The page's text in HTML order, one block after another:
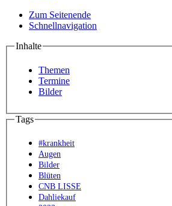
Zum Seitenende
Schnellnavigation
Inhalte
Themen
Termine
Bilder
Tags
#krankheit
Augen
Bilder
Blüten
CNB LISSE
Dahliekauf